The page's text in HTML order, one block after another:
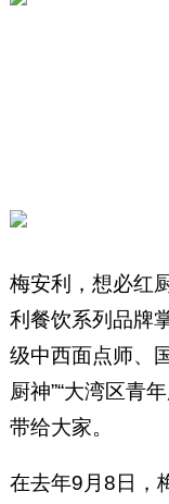
梅安利，想必红
利餐饮系列品牌
级中西面点师、
厨神”“大湾区青
带给大家。
在去年9月8日，